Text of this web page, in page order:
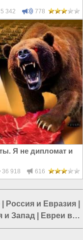
5 342 778
Я не дипломат и
36 918 616
Россия и Евразия
и Запад
Евреи в